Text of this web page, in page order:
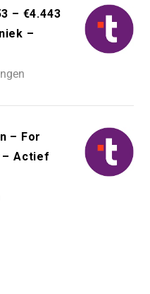
– €4.443
–
– For
– Actief